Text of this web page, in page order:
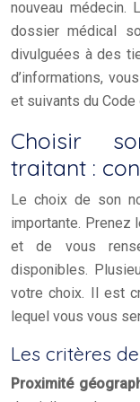
nouveau médecin.
dossier médical
divulguées à des
d’informations,
et suivants du
Choisir
traitant :
Le choix de son
importante. Prenez
et de vous
disponibles.
votre choix. Il est
lequel vous vous
Les critères
Proximité